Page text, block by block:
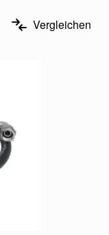
Vergleichen